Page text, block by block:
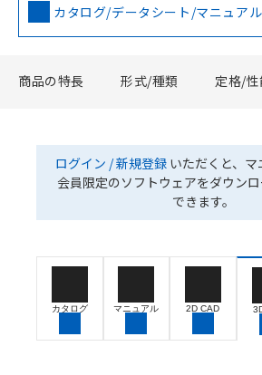
カタログ/データシート/マニュアル
商品の特長 形式/種類 定格/性
ログイン / 新規登録 いただくと、
会員限定のソフトウェアをダウン
できます。
カタログ マニュアル 2D CAD